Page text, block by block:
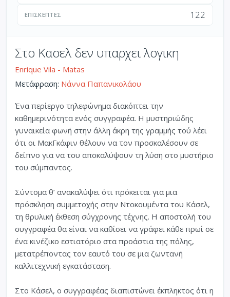
ΕΠΙΣΚΈΠΤΕΣ 122
Στο Κασελ δεν υπαρχει λογικη
Enrique Vila - Matas
Μετάφραση: Νάννα Παπανικολάου
Ένα περίεργο τηλεφώνημα διακόπτει την
καθημερινότητα ενός συγγραφέα. Η μυστηριώδης
γυναικεία φωνή στην άλλη άκρη της γραμμής τού λέει
ότι οι ΜακΓκάφιν θέλουν να τον προσκαλέσουν σε
δείπνο για να του αποκαλύψουν τη λύση στο μυστήριο
του σύμπαντος.
Σύντομα θ’ ανακαλύψει ότι πρόκειται για μια
πρόσκληση συμμετοχής στην Ντοκουμέντα του Κάσελ,
τη θρυλική έκθεση σύγχρονης τέχνης. Η αποστολή του
συγγραφέα θα είναι να καθίσει να γράφει κάθε πρωί σε
ένα κινέζικο εστιατόριο στα προάστια της πόλης,
μετατρέποντας τον εαυτό του σε μια ζωντανή
καλλιτεχνική εγκατάσταση.
Στο Κάσελ, ο συγγραφέας διαπιστώνει έκπληκτος ότι η